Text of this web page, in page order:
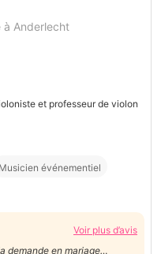
à Anderlecht
et professeur de violon
Musicien événementiel
Voir plus d’avis
demande en mariage